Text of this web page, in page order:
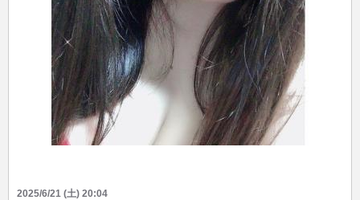
2025/6/21 (土) 20:04